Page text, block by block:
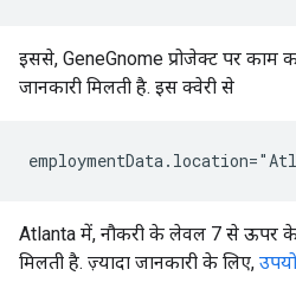
इससे, GeneGnome प्रोजेक्ट पर काम
जानकारी मिलती है. इस क्वेरी से
Atlanta में, नौकरी के लेवल 7 से ऊपर के
मिलती है. ज़्यादा जानकारी के लिए,